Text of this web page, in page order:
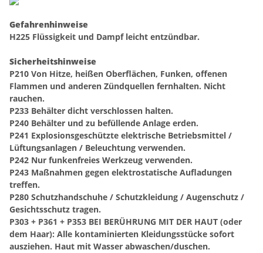
Gefahrenhinweise
H225 Flüssigkeit und Dampf leicht entzündbar.
Sicherheitshinweise
P210 Von Hitze, heißen Oberflächen, Funken, offenen
Flammen und anderen Zündquellen fernhalten. Nicht
rauchen.
P233 Behälter dicht verschlossen halten.
P240 Behälter und zu befüllende Anlage erden.
P241 Explosionsgeschützte elektrische Betriebsmittel /
Lüftungsanlagen / Beleuchtung verwenden.
P242 Nur funkenfreies Werkzeug verwenden.
P243 Maßnahmen gegen elektrostatische Aufladungen
treffen.
P280 Schutzhandschuhe / Schutzkleidung / Augenschutz /
Gesichtsschutz tragen.
P303 + P361 + P353 BEI BERÜHRUNG MIT DER HAUT (oder
dem Haar): Alle kontaminierten Kleidungsstücke sofort
ausziehen. Haut mit Wasser abwaschen/duschen.